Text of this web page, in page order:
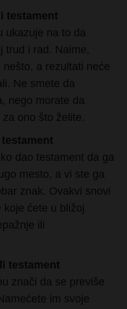
i rad. Naime,
a rezultati neće
Ne smete da
nego morate da
ono što želite.
mesto, a vi ste ga
znak. Ovakvi snovi
ćete u bližoj
ili
testament
im svoje
to činite iz najbolje
da ih time samo